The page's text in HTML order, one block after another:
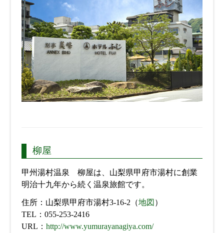
柳屋
甲州湯村温泉 柳屋は、山梨県甲府市湯村に創業
明治十九年から続く温泉旅館です。
住所：山梨県甲府市湯村3-16-2（地図 ）
TEL：055-253-2416
URL： http://www.yumurayanagiya.com/